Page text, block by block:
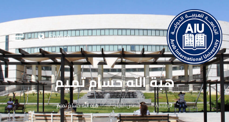
English
هبة الله حسام تميم
الرئيسية قصص النجاح هبة الله حسام تميم